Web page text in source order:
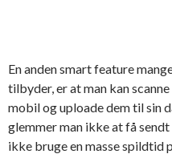
En anden smart feature
tilbyder, er at man kan
mobil og uploade dem til sin
glemmer man ikke at få
ikke bruge en masse spildtid